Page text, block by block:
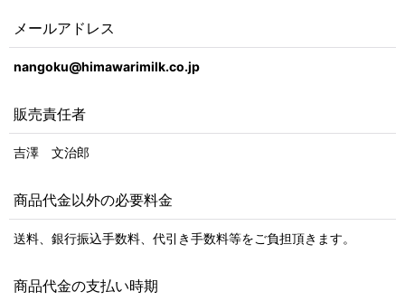
メールアドレス
nangoku@himawarimilk.co.jp
販売責任者
吉澤 文治郎
商品代金以外の必要料金
送料、銀行振込手数料、代引き手数料等をご負担頂きます。
商品代金の支払い時期